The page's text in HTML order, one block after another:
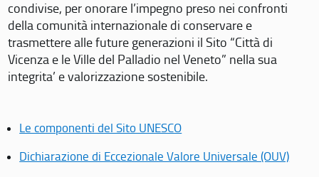
condivise, per onorare l’impegno preso nei confronti
della comunità internazionale di conservare e
trasmettere alle future generazioni il Sito “Città di
Vicenza e le Ville del Palladio nel Veneto” nella sua
integrita’ e valorizzazione sostenibile.
Le componenti del Sito UNESCO
Dichiarazione di Eccezionale Valore Universale (OUV)